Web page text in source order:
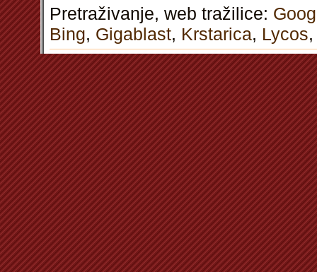
Pretraživanje, web tražilice:
Bing, Gigablast, Krstarica, Lycos